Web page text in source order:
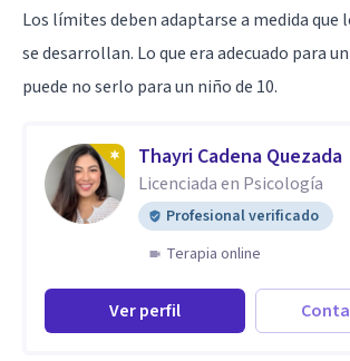
Los límites deben adaptarse a medida que
se desarrollan. Lo que era adecuado para
puede no serlo para un niño de 10.
Thayri Cadena Quezada
Licenciada en Psicología
Profesional verificado
Terapia online
Ver perfil